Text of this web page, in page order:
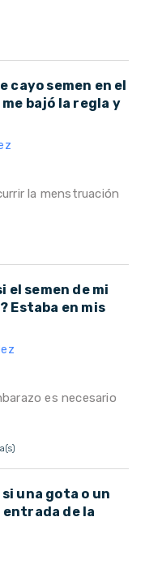
cayo semen en el
bajó la regla y
la menstruación
el semen de mi
Estaba en mis
es necesario
una gota o un
entrada de la